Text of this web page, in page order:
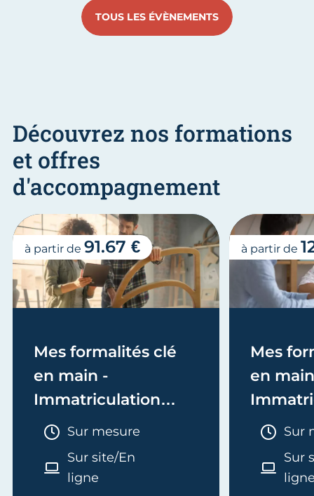
TOUS LES ÉVÈNEMENTS
Découvrez nos formations
et offres
d'accompagnement
Mes formalités clé
en main -
Immatriculation
(EI/Micro-entreprise
ou réel)
Durée :
Sur mesure
Sur site/En
ligne
à partir de 91.67 €
Mes
en
Sur
Sur
à partir de